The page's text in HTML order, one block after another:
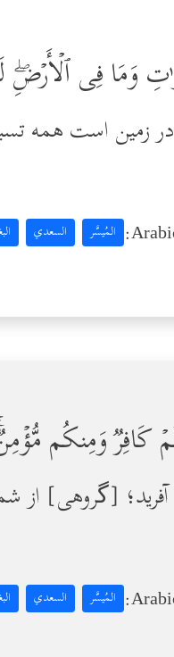
ٰ⁠تِ وَمَا فِی
زمین است همه
المُيسَّر السعدي
وَمِنكُم مُّؤۡمِنࣱۚ
[گروهی] از
المُيسَّر السعدي